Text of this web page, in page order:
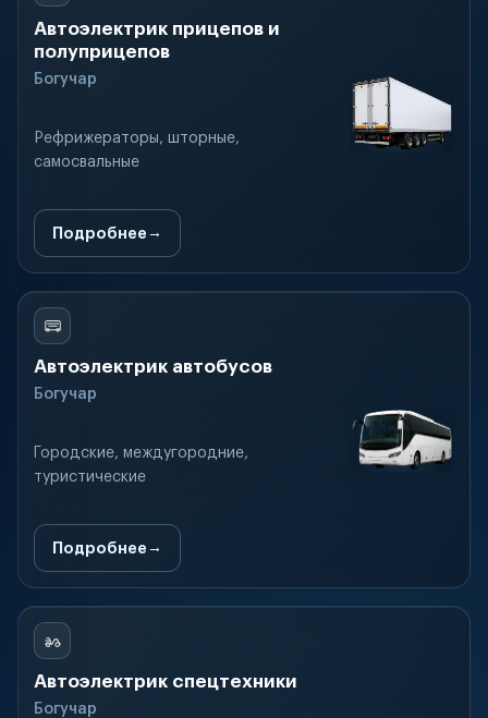
Автоэлектрик прицепов и
полуприцепов
Богучар
Рефрижераторы, шторные,
самосвальные
Подробнее
Автоэлектрик автобусов
Богучар
Городские, междугородние,
туристические
Подробнее
Автоэлектрик спецтехники
Богучар